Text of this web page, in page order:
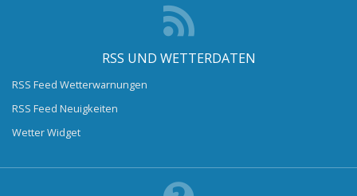
RSS UND WETTERDATEN
RSS Feed Wetterwarnungen
RSS Feed Neuigkeiten
Wetter Widget